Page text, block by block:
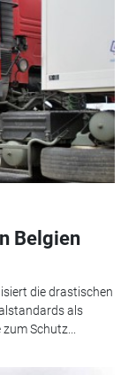
Belgien
die drastischen
als
Schutz...